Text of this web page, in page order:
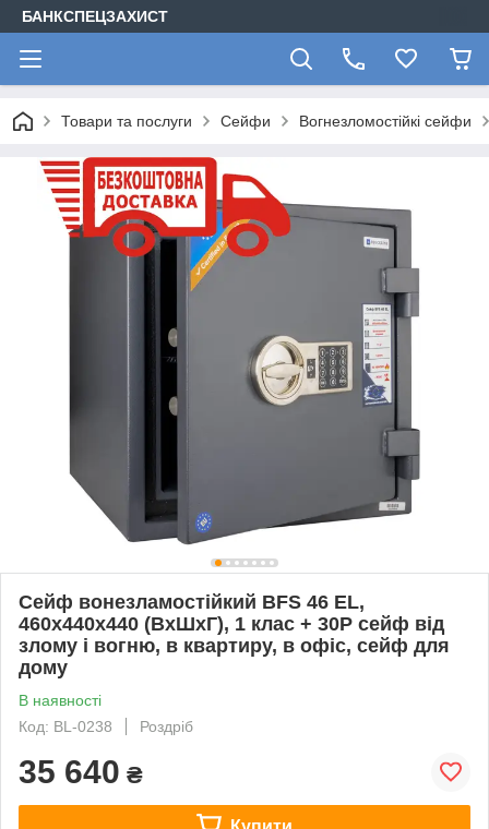
БАНКСПЕЦЗАХИСТ
Товари та послуги Сейфи Вогнезломостійкі сейфи
Сейф вонезламостійкий BFS 46 EL,
460x440x440 (ВхШхГ), 1 клас + 30P сейф від
злому і вогню, в квартиру, в офіс, сейф для
дому
В наявності
Код: BL-0238
Роздріб
35 640 ₴